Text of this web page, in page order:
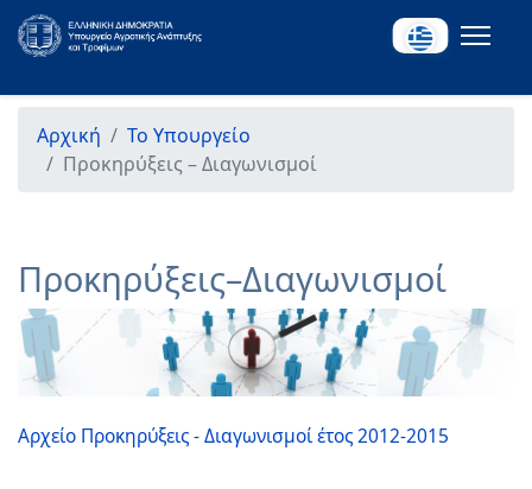
Αρχική
Το Υπουργείο
Προκηρύξεις – Διαγωνισμοί
Προκηρύξεις–Διαγωνισμοί
Αρχείο Προκηρύξεις - Διαγωνισμοί έτος 2012-2015